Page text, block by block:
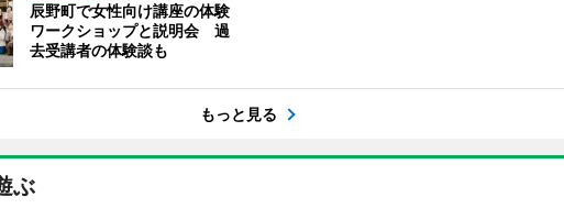
辰野町で女性向け講座の体験
ワークショップと説明会 過
去受講者の体験談も
もっと見る
ぶ